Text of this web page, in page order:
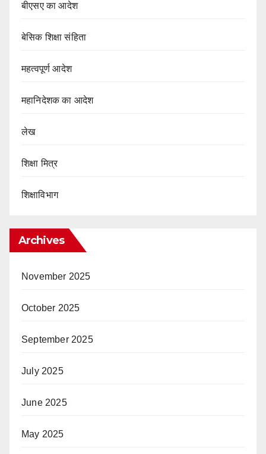
बीएसए का आदेश
बेसिक शिक्षा संहिता
महत्वपूर्ण आदेश
महानिदेशक का आदेश
लेख
शिक्षा मित्र
शिक्षाविभाग
Archives
November 2025
October 2025
September 2025
July 2025
June 2025
May 2025